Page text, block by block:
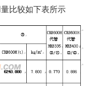
比较如下表所示